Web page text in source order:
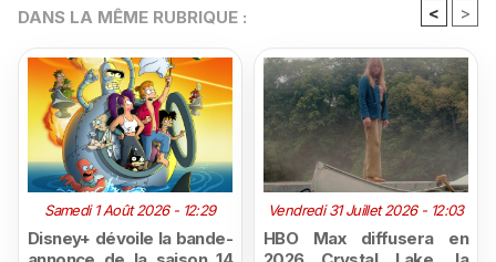
DANS LA MÊME RUBRIQUE : < >
Samedi 1 Août 2026 - 12:29
Disney+ dévoile la bande-
Vendredi 31 Juillet 2026 - 12:03
HBO Max diffusera en